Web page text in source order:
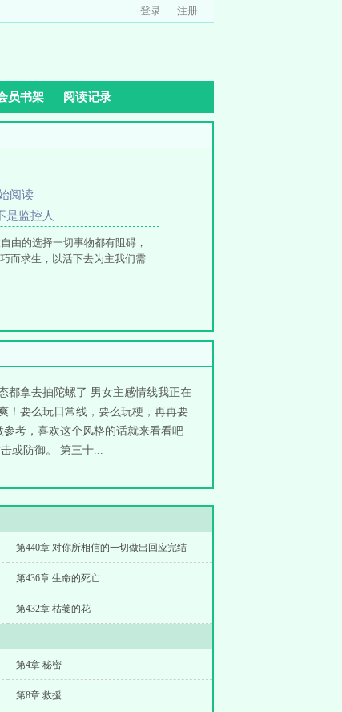
登录 注册
员书架 阅读记录
阅读
是监控人
由的选择一切事物都有阻碍，
而求生，以活下去为主我们需
都拿去抽陀螺了 男女主感情线我正在
！要么玩日常线，要么玩梗，再再要
考，喜欢这个风格的话就来看看吧
或防御。 第三十...
第440章 对你所相信的一切做出回应完结
第436章 生命的死亡
第432章 枯萎的花
第4章 秘密
第8章 救援